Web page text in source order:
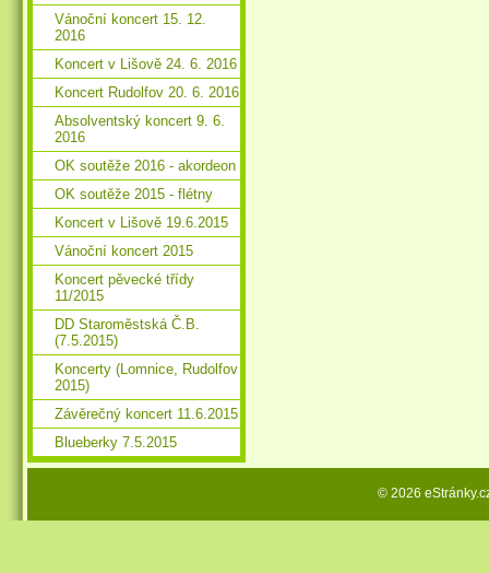
Vánoční koncert 15. 12.
2016
Koncert v Lišově 24. 6. 2016
Koncert Rudolfov 20. 6. 2016
Absolventský koncert 9. 6.
2016
OK soutěže 2016 - akordeon
OK soutěže 2015 - flétny
Koncert v Lišově 19.6.2015
Vánoční koncert 2015
Koncert pěvecké třídy
11/2015
DD Staroměstská Č.B.
(7.5.2015)
Koncerty (Lomnice, Rudolfov
2015)
Závěrečný koncert 11.6.2015
Blueberky 7.5.2015
© 2026